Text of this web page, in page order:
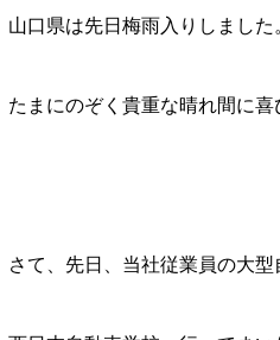
山口県は先日梅雨入りしまし
たまにのぞく貴重な晴れ間に
さて、先日、当社従業員の大